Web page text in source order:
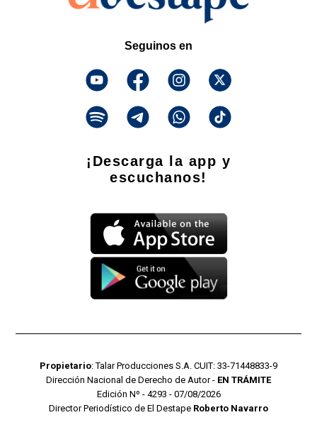
Seguinos en
¡Descarga la app y
escuchanos!
Propietario: Talar Producciones S.A. CUIT: 33-71448833-9
Dirección Nacional de Derecho de Autor - EN TRÁMITE
Edición Nº - 4293 - 07/08/2026
Director Periodístico de El Destape Roberto Navarro